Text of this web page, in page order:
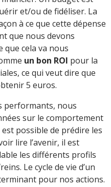
et/ou de fidéliser. La
à ce que cette dépense
que nous devons
que cela va nous
un bon ROI pour la
ce qui veut dire que
5 euros.
performants, nous
sur le comportement
possible de prédire les
lire l’avenir, il est
les différents profils
Le cycle de vie d’un
pour nos actions.